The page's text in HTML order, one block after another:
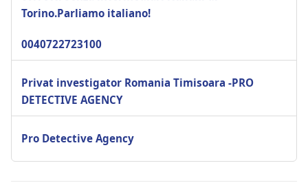
Torino.Parliamo italiano!
0040722723100
Privat investigator Romania Timisoara -PRO
DETECTIVE AGENCY
Pro Detective Agency